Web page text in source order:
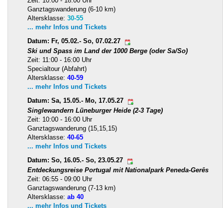
Ganztagswanderung (6-10 km)
Altersklasse: 30-55
... mehr Infos und Tickets
Datum: Fr, 05.02.- So, 07.02.27
Ski und Spass im Land der 1000 Berge (oder Sa/So)
Zeit: 11:00 - 16:00 Uhr
Specialtour (Abfahrt)
Altersklasse: 40-59
... mehr Infos und Tickets
Datum: Sa, 15.05.- Mo, 17.05.27
Singlewandern Lüneburger Heide (2-3 Tage)
Zeit: 10:00 - 16:00 Uhr
Ganztagswanderung (15,15,15)
Altersklasse: 40-65
... mehr Infos und Tickets
Datum: So, 16.05.- So, 23.05.27
Entdeckungsreise Portugal mit Nationalpark Peneda-Gerês
Zeit: 06:55 - 09:00 Uhr
Ganztagswanderung (7-13 km)
Altersklasse: ab 40
... mehr Infos und Tickets